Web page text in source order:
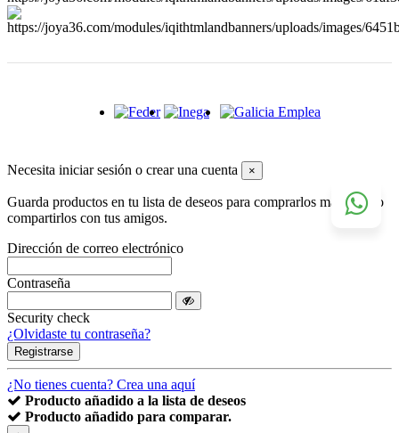
Necesita iniciar sesión o crear una cuenta ×
Guarda productos en tu lista de deseos para comprarlos más tarde o
compartirlos con tus amigos.
Dirección de correo electrónico
Contraseña
Security check
¿Olvidaste tu contraseña?
Registrarse
¿No tienes cuenta? Crea una aquí
Producto añadido a la lista de deseos
Producto añadido para comparar.